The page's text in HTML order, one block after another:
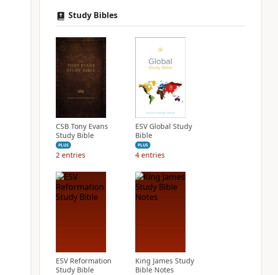
Study Bibles
CSB Tony Evans
Study Bible
PLUS
2 entries
ESV Global Study
Bible
PLUS
4 entries
ESV Reformation
Study Bible
King James Study
Bible Notes